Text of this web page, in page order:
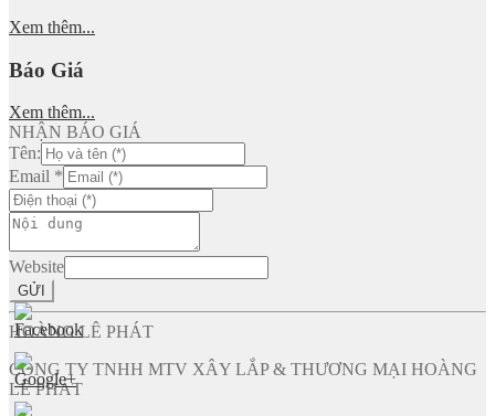
Xem thêm...
Báo Giá
Xem thêm...
NHẬN BÁO GIÁ
Tên:
Email *
Website
GỬI
HOÀNG LÊ PHÁT
CÔNG TY TNHH MTV XÂY LẮP & THƯƠNG MẠI HOÀNG
LÊ PHÁT